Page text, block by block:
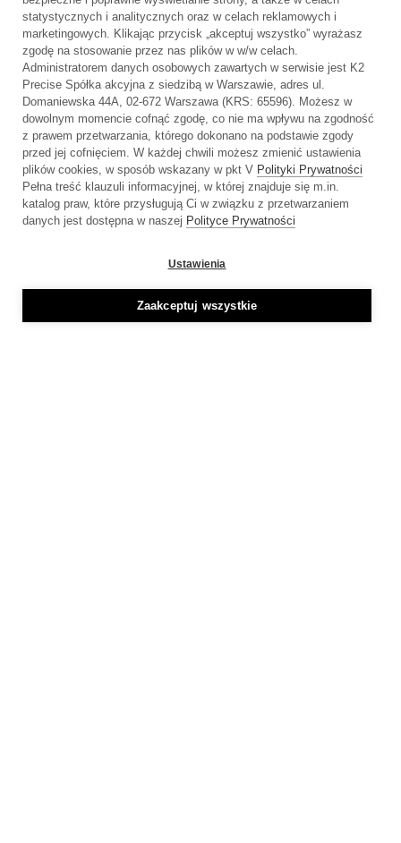
Lorem Ipsum Dolor
Nisl tincidunt eget nullam non.
Lorem Ipsum Dolor
statystycznych i analitycznych oraz w celach reklamowych i
marketingowych. Klikając przycisk „akceptuj wszystko” wyrażasz
zgodę na stosowanie przez nas plików w w/w celach.
Administratorem danych osobowych zawartych w serwisie jest K2
Precise Spółka akcyjna z siedzibą w Warszawie, adres ul.
Domaniewska 44A, 02-672 Warszawa (KRS: 65596). Możesz w
dowolnym momencie cofnąć zgodę, co nie ma wpływu na zgodność
z prawem przetwarzania, którego dokonano na podstawie zgody
przed jej cofnięciem. W każdej chwili możesz zmienić ustawienia
plików cookies, w sposób wskazany w pkt V Polityki Prywatności
Pełna treść klauzuli informacyjnej, w której znajduje się m.in.
katalog praw, które przysługują Ci w związku z przetwarzaniem
danych jest dostępna w naszej Polityce Prywatności
Ustawienia
Zaakceptuj wszystkie